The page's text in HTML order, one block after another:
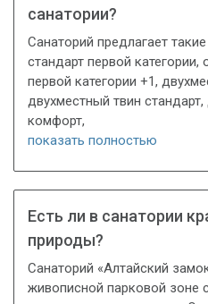
санатории?
Санаторий предлагает
стандарт первой
первой категории +1,
двухместный твин
комфорт,
показать полностью
Есть ли в санатории
природы?
Санаторий «Алтайский
живописной парковой зоне